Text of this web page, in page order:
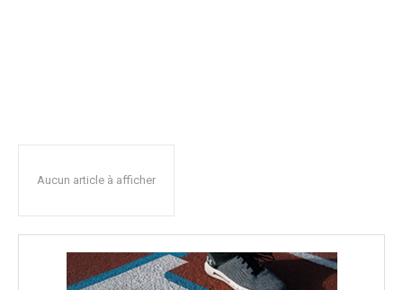
Aucun article à afficher